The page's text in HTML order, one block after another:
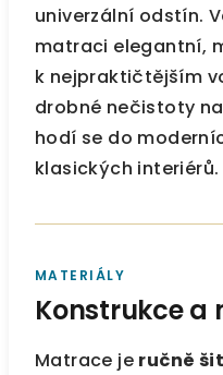
univerzální odstín.
matraci elegantní,
k nejpraktičtějším
drobné nečistoty
hodí se do
klasických interiérů.
MATERIÁLY
Konstrukce a
Matrace je ručně